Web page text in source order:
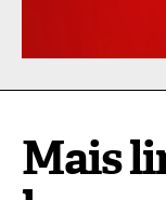
Mais